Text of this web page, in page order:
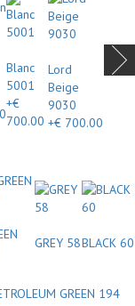
Blanc
5001
+€
700.00
Lord
Beige
9030
+€ 700.00
GREY 58BLACK 60